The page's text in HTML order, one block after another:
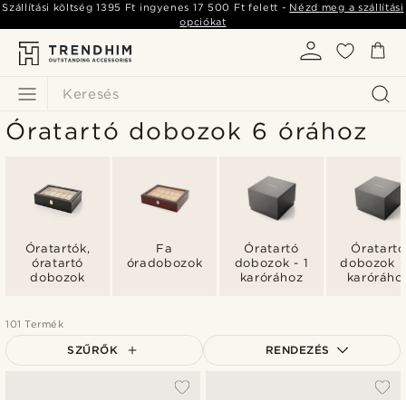
Keresés
Szállítási költség1395 Ft ingyenes 17 500 Ft felett - Nézd meg a szállítási
opciókat
Óratartó dobozok 6 órához
Óratartók,
óratartó
dobozok
Fa
óradobozok
Óratartó
dobozok - 1
karórához
Óratartó
dobozok
101 Termék
SZŰRŐK RENDEZÉS